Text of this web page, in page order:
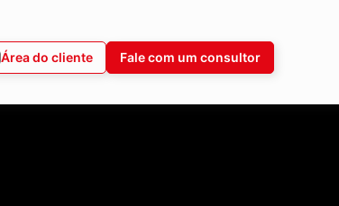
Área do cliente Fale com um consultor